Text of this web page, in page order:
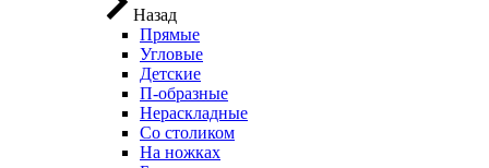
Назад
Прямые
Угловые
Детские
П-образные
Нераскладные
Со столиком
На ножках